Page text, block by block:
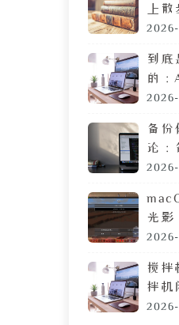
上
脯，
到底
的：
备份
论：
光影
运行
搅拌
拌机
霉菌